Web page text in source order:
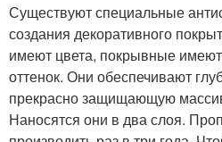
Существуют специальные
создания декоративного
имеют цвета, покрывные
оттенок. Они обеспечивают
прекрасно защищающую
Наносятся они в два слоя.